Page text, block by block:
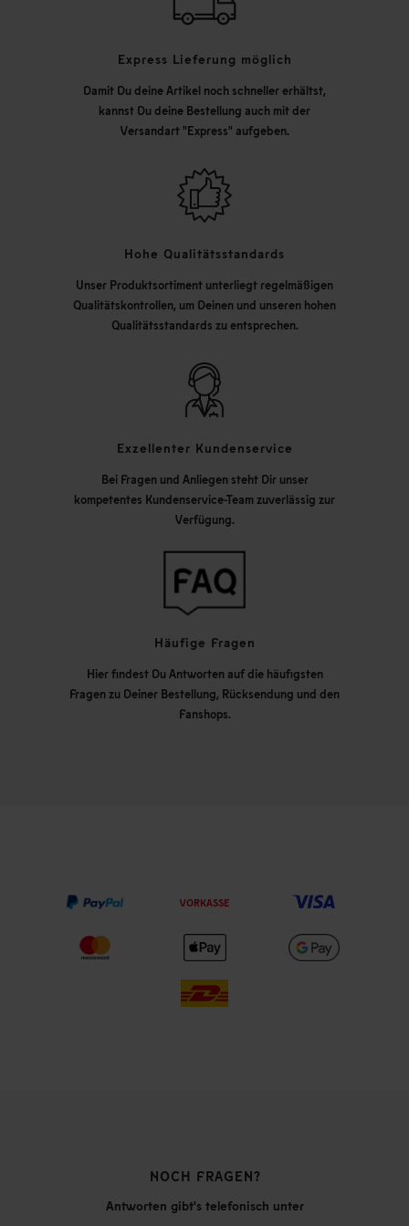
Express Lieferung möglich
Damit Du deine Artikel noch schneller erhältst,
kannst Du deine Bestellung auch mit der
Versandart "Express" aufgeben.
Hohe Qualitätsstandards
Unser Produktsortiment unterliegt regelmäßigen
Qualitätskontrollen, um Deinen und unseren hohen
Qualitätsstandards zu entsprechen.
Exzellenter Kundenservice
Bei Fragen und Anliegen steht Dir unser
kompetentes Kundenservice-Team zuverlässig zur
Verfügung.
Häufige Fragen
Hier findest Du Antworten auf die häufigsten
Fragen zu Deiner Bestellung, Rücksendung und den
Fanshops.
VORKASSE
NOCH FRAGEN?
Antworten gibt's telefonisch unter